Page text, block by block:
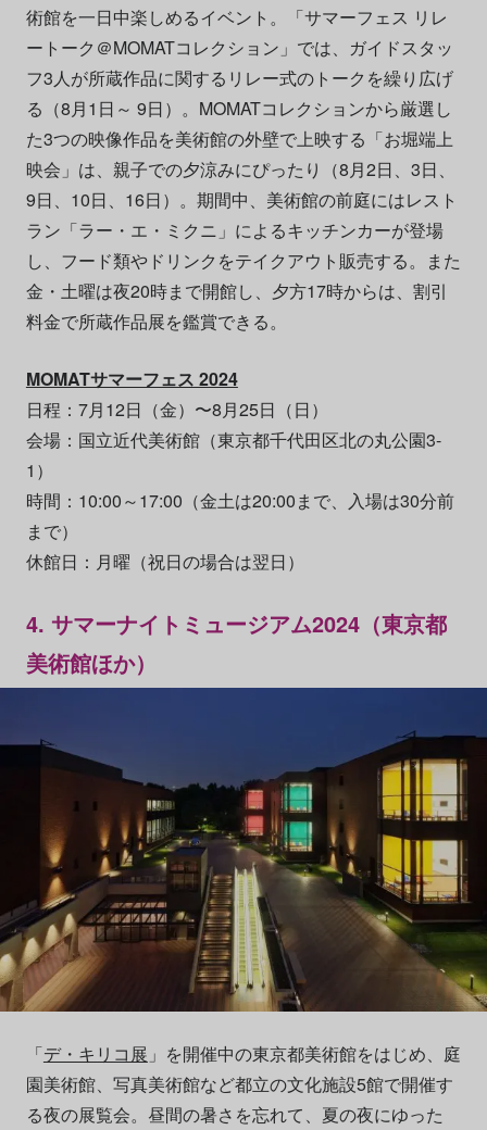
術館を一日中楽しめるイベント。「サマーフェス リレ
ートーク＠MOMATコレクション」では、ガイドスタッ
フ3人が所蔵作品に関するリレー式のトークを繰り広げ
る（8月1日～ 9日）。MOMATコレクションから厳選し
た3つの映像作品を美術館の外壁で上映する「お堀端上
映会」は、親子での夕涼みにぴったり（8月2日、3日、
9日、10日、16日）。期間中、美術館の前庭にはレスト
ラン「ラー・エ・ミクニ」によるキッチンカーが登場
し、フード類やドリンクをテイクアウト販売する。また
金・土曜は夜20時まで開館し、夕方17時からは、割引
料金で所蔵作品展を鑑賞できる。
MOMATサマーフェス 2024
日程：7月12日（金）〜8月25日（日）
会場：国立近代美術館（東京都千代田区北の丸公園3-
1）
時間：10:00～17:00（金土は20:00まで、入場は30分前
まで）
休館日：月曜（祝日の場合は翌日）
4. サマーナイトミュージアム2024（東京都
美術館ほか）
「デ・キリコ展 」を開催中の東京都美術館をはじめ、庭
園美術館、写真美術館など都立の文化施設5館で開催す
る夜の展覧会。昼間の暑さを忘れて、夏の夜にゆった